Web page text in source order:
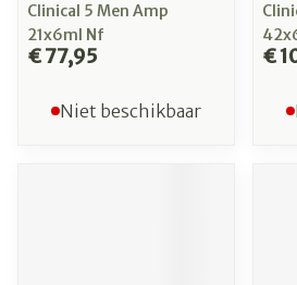
Clinical 5 Men Amp
21x6ml Nf
€ 77,95
Niet beschikbaar
€